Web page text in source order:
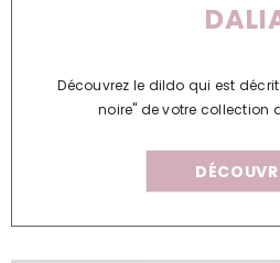
Découvrez le dildo qui est
noire" de votre collection